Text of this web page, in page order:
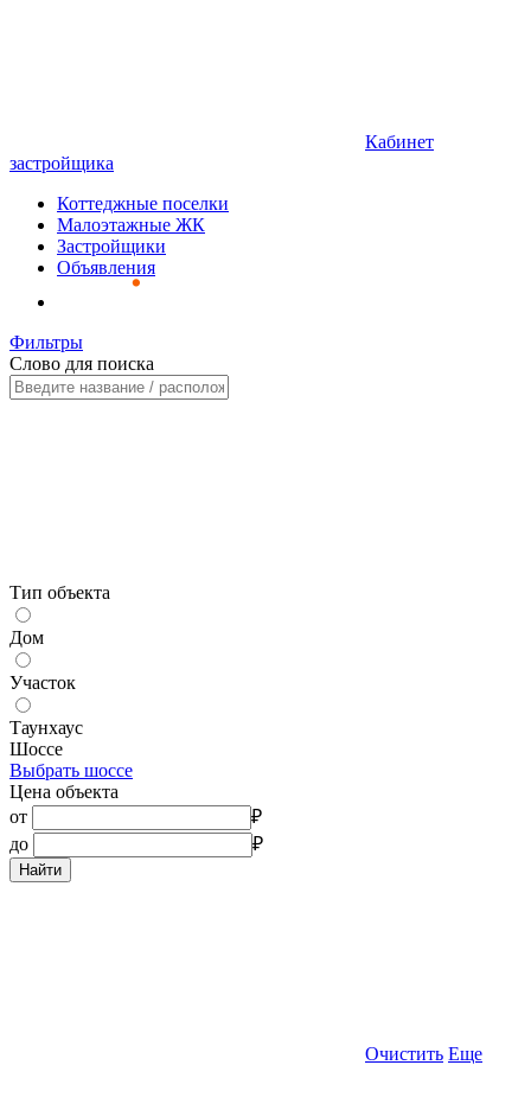
Кабинет
застройщика
Коттеджные поселки
Малоэтажные ЖК
Застройщики
Объявления
Фильтры
Слово для поиска
Тип объекта
Дом
Участок
Таунхаус
Шоссе
Выбрать шоссе
Цена объекта
от
₽
до
₽
Найти
Очистить Еще